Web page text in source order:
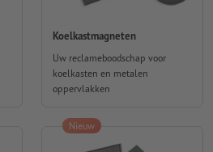
Koelkastmagneten
Uw reclameboodschap voor
koelkasten en metalen
oppervlakken
Nieuw